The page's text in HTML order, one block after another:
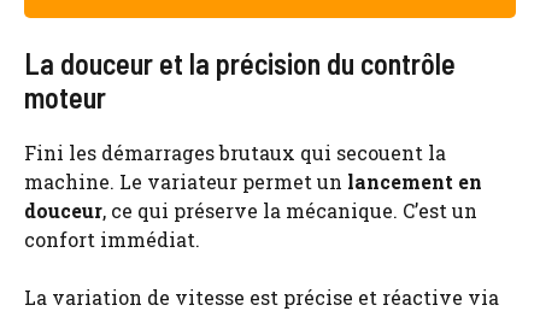
La douceur et la précision du contrôle
moteur
Fini les démarrages brutaux qui secouent la
machine. Le variateur permet un lancement en
douceur, ce qui préserve la mécanique. C’est un
confort immédiat.
La variation de vitesse est précise et réactive via